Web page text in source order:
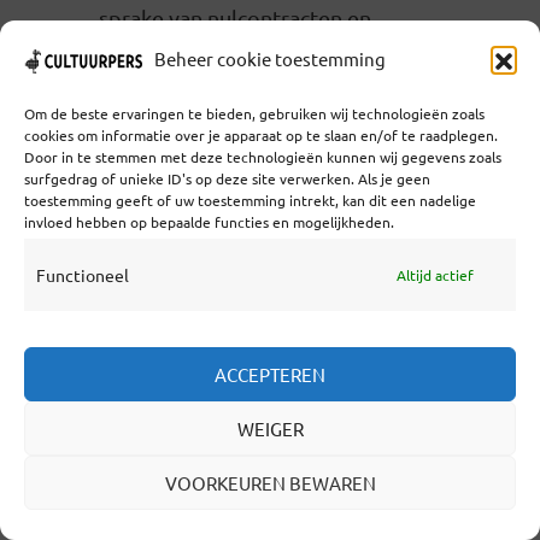
Beheer cookie toestemming
Om de beste ervaringen te bieden, gebruiken wij technologieën zoals
cookies om informatie over je apparaat op te slaan en/of te raadplegen.
Door in te stemmen met deze technologieën kunnen wij gegevens zoals
surfgedrag of unieke ID's op deze site verwerken. Als je geen
toestemming geeft of uw toestemming intrekt, kan dit een nadelige
invloed hebben op bepaalde functies en mogelijkheden.
Functioneel Altijd actief
ACCEPTEREN
WEIGER
VOORKEUREN BEWAREN
sprake van nulcontracten en
zogenoemde draaideur-constructies, die
Mede door fusies van orkesten werden
musici gedwongen een nulcontract te
accepteren, waarbij ze op oproepbasis
worden ingeschakeld. Zogenaamde
maar 100 euro voor een heel concert en
voor repetities meteen orkest- laat staan
voor het thuis instuderen van een
muziekstuk.
reorganisatie speelde zich af in de